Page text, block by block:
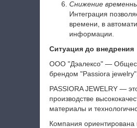
Снижение
Интеграция
времени, в
информации.
Ситуация до внедрения
ООО "Дэалексо" —
брендом "Passiora jewelry".
PASSIORA JEWELRY —
производстве
материалы и
Компания ориентирована